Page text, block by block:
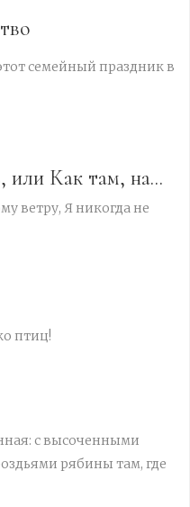
семейный праздник в
или Как там, на...
ветру, Я никогда не
птиц!
с высоченными
рябины там, где